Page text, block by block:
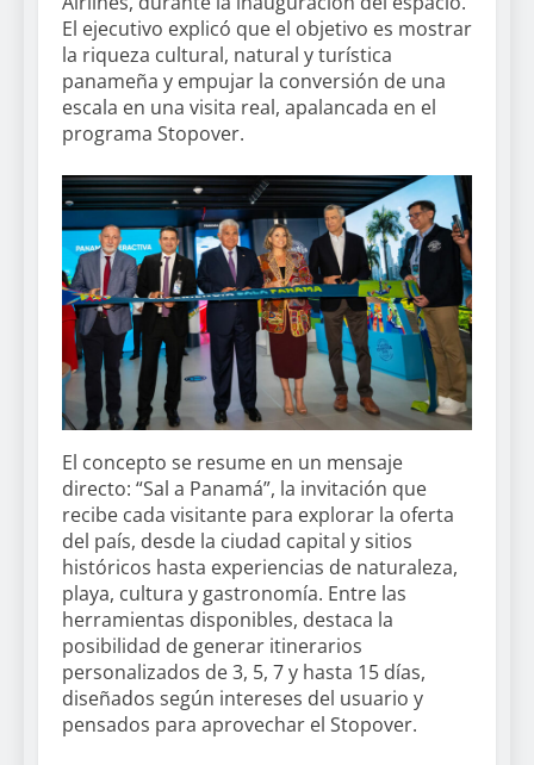
El ejecutivo explicó que el objetivo es mostrar
la riqueza cultural, natural y turística
panameña y empujar la conversión de una
escala en una visita real, apalancada en el
programa Stopover.
El concepto se resume en un mensaje
directo: “Sal a Panamá”, la invitación que
recibe cada visitante para explorar la oferta
del país, desde la ciudad capital y sitios
históricos hasta experiencias de naturaleza,
playa, cultura y gastronomía. Entre las
herramientas disponibles, destaca la
posibilidad de generar itinerarios
personalizados de 3, 5, 7 y hasta 15 días,
diseñados según intereses del usuario y
pensados para aprovechar el Stopover.